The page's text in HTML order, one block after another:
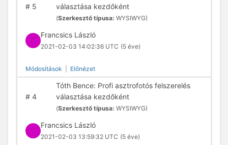
#5
választása kezdőként
(Szerkesztő típusa: WYSIWYG)
Francsics László
2021-02-03 14:02:36 UTC (5 éve)
Módosítások Előnézet
#4
Tóth Bence: Profi asztrofotós felszerelés
választása kezdőként
(Szerkesztő típusa: WYSIWYG)
Francsics László
2021-02-03 13:59:32 UTC (5 éve)